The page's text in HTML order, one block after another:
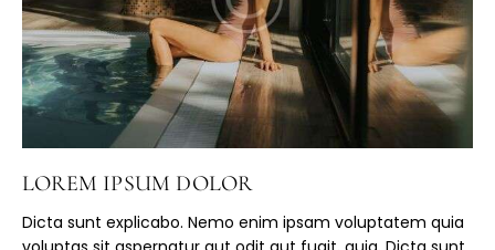
LOREM IPSUM DOLOR
Dicta sunt explicabo. Nemo enim ipsam voluptatem quia